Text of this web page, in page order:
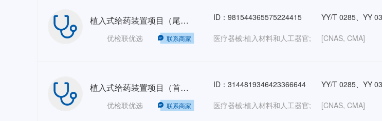
植入式给药装置项目（尾款）
优检联优选 联系商家
ID：981544365575224415
医疗器械:植入材料和人工器官; [CNAS, CMA]
植入式给药装置项目（首款）
优检联优选 联系商家
ID：3144819346423366644
医疗器械:植入材料和人工器官; [CNAS, CMA]